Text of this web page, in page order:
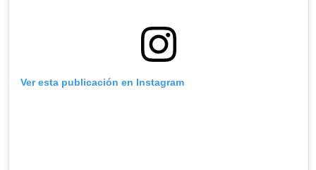
Ver esta publicación en Instagram